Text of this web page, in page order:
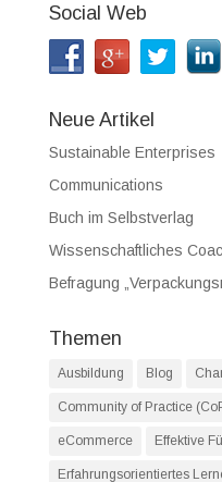
Social Web
Neue Artikel
Sustainable Enterprises
Communications
Buch im Selbstverlag
Wissenschaftliches
Befragung
Themen
Ausbildung Blog
Community of Practice
eCommerce Effektive
Erfahrungsorientiertes